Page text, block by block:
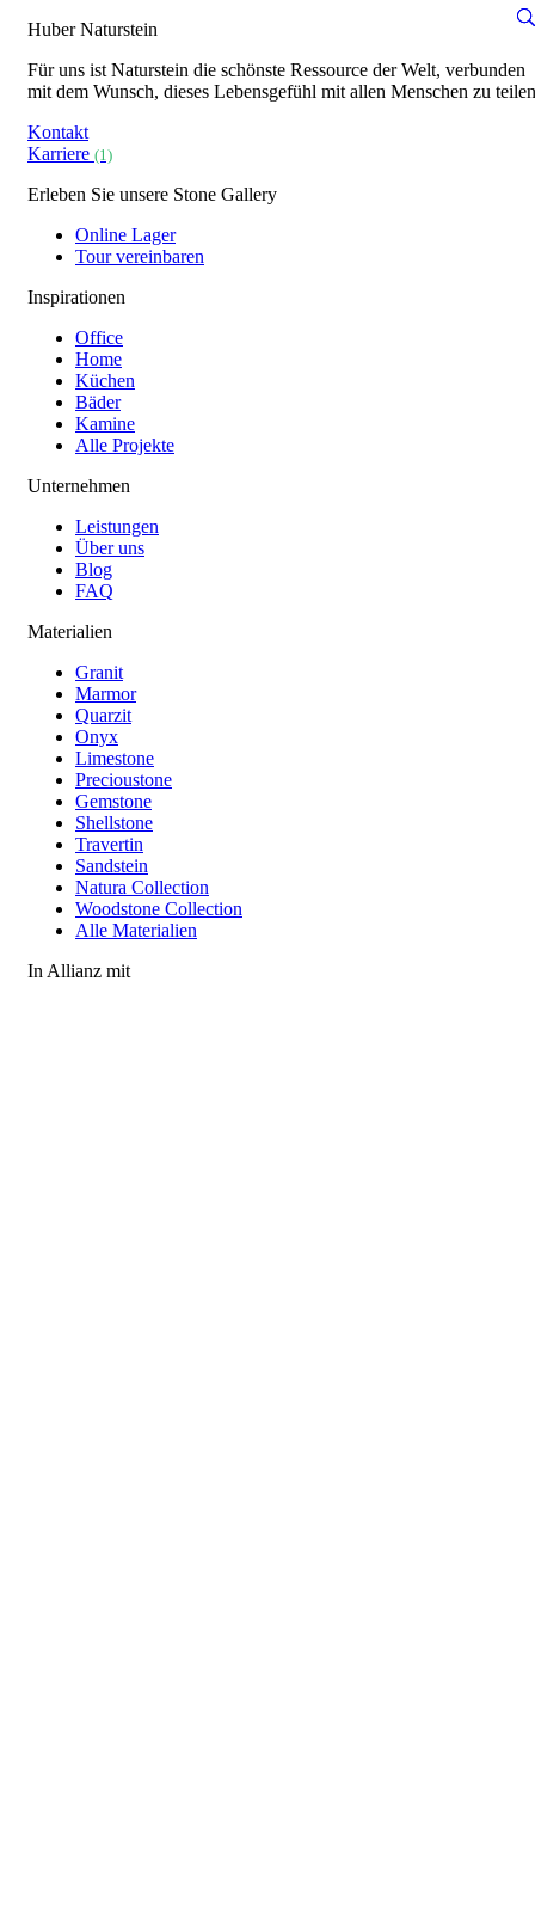
Huber Naturstein
Für uns ist Naturstein die schönste Ressource der Welt, verbunden
mit dem Wunsch, dieses Lebensgefühl mit allen Menschen zu
Kontakt
Karriere (1)
Erleben Sie unsere Stone Gallery
Online Lager
Tour vereinbaren
Inspirationen
Office
Home
Küchen
Bäder
Kamine
Alle Projekte
Unternehmen
Leistungen
Über uns
Blog
FAQ
Materialien
Granit
Marmor
Quarzit
Onyx
Limestone
Precioustone
Gemstone
Shellstone
Travertin
Sandstein
Natura Collection
Woodstone Collection
Alle Materialien
In Allianz mit